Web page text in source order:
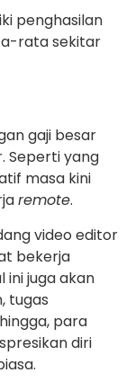
penghasilan
rata sekitar
gaji besar
Seperti yang
masa kini
remote.
video editor
bekerja
ini juga akan
tugas
para
diri